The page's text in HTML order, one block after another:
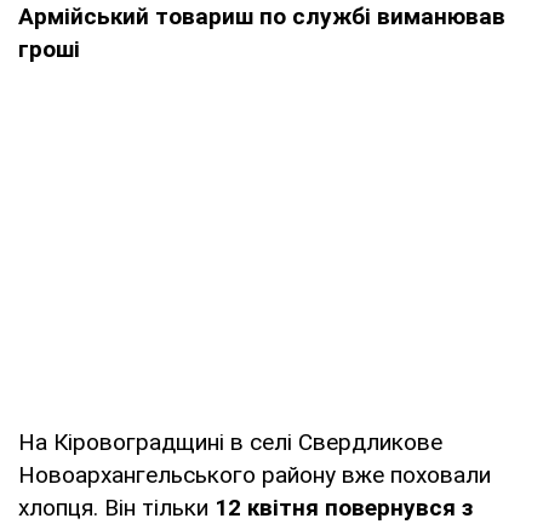
Армійський товариш по службі виманював
гроші
На Кіровоградщині в селі Свердликове
Новоархангельського району вже поховали
хлопця. Він тільки 12 квітня повернувся з